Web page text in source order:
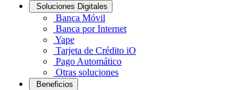
Soluciones Digitales
Banca Móvil
Banca por Internet
Yape
Tarjeta de Crédito iO
Pago Automático
Otras soluciones
Beneficios